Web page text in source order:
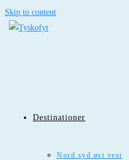
Skip to content
Destinationer
Nord syd øst vest